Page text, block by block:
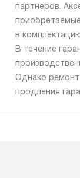
партнеров.
в
В течение
Однако ремонт
продления